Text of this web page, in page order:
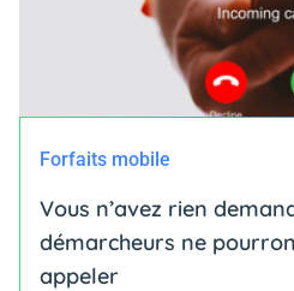
Forfaits mobile
Vous n’avez rien
démarcheurs ne
appeler